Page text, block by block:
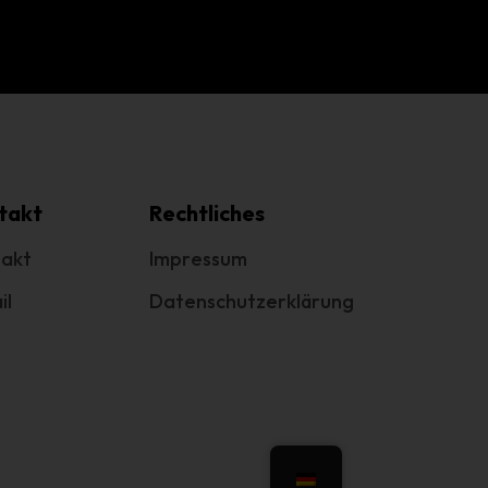
Rechtliches
Impressum
Datenschutzerklärung